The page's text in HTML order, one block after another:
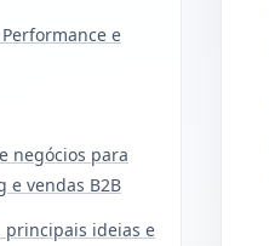
e
negócios para
e vendas B2B
principais ideias e